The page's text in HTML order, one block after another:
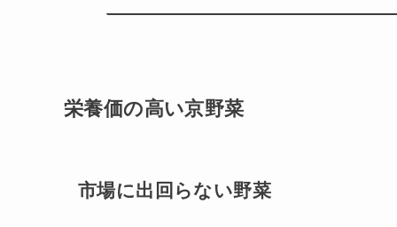
栄養価の高い京野菜
市場に出回らない野菜